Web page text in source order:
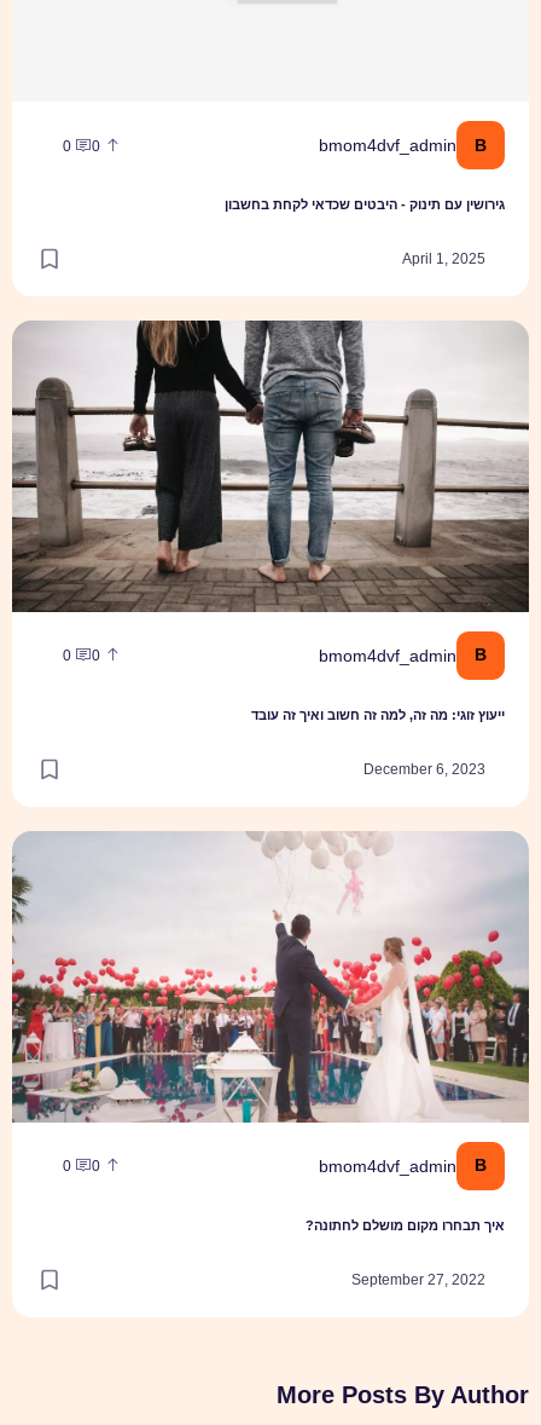
B
bmom4dvf_admin
0
0
גירושין עם תינוק - היבטים שכדאי לקחת בחשבון
April 1, 2025
B
bmom4dvf_admin
0
0
ייעוץ זוגי: מה זה, למה זה חשוב ואיך זה עובד
December 6, 2023
ייעוץ זוגי: מה זה, למה זה חשוב ואיך זה עובד
B
bmom4dvf_admin
0
0
איך תבחרו מקום מושלם לחתונה?
September 27, 2022
איך תבחרו מקום מושלם לחתונה?
More Posts By Author